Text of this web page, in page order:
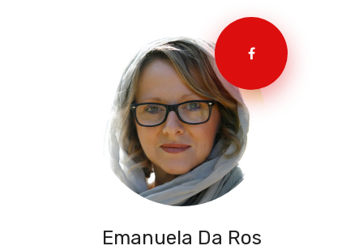
Emanuela Da Ros